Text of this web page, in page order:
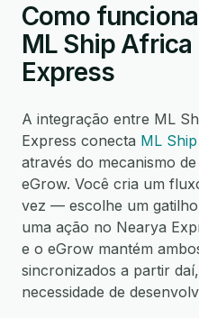
Como
ML Ship Africa
Express
A integração entre ML
Express conecta ML
através do mecanismo
eGrow. Você cria um
vez — escolhe um
uma ação no Nearya
e o eGrow mantém
sincronizados a partir
necessidade de